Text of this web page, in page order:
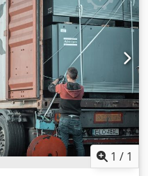
1 / 1